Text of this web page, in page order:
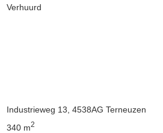
Verhuurd
Industrieweg 13, 4538AG Terneuzen
340 m2